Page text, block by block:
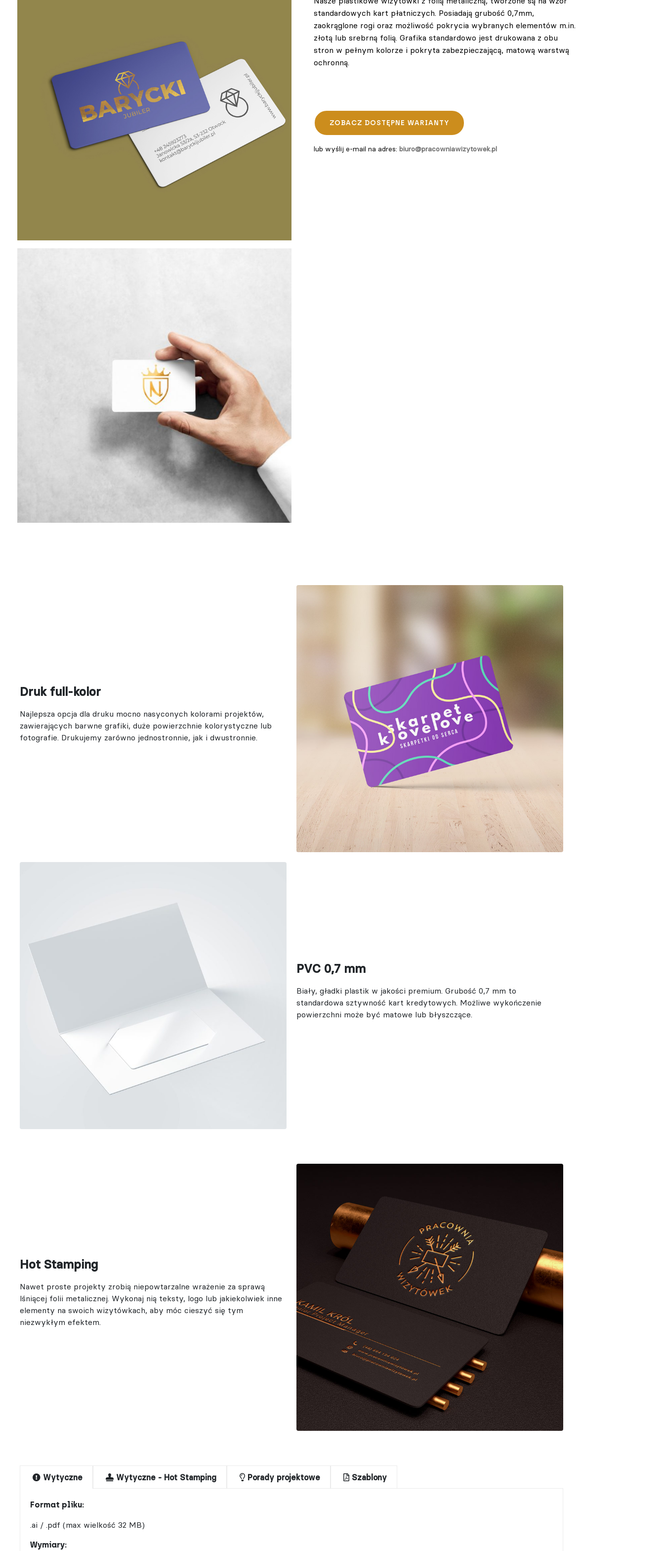
standardowych kart płatniczych. Posiadają grubość 0,7mm,
zaokrąglone rogi oraz możliwość pokrycia wybranych elementów m.in.
złotą lub srebrną folią. Grafika standardowo jest drukowana z obu
stron w pełnym kolorze i pokryta zabezpieczającą, matową warstwą
ochronną.
ZOBACZ DOSTĘPNE WARIANTY
lub wyślij e-mail na adres: biuro@pracowniawizytowek.pl
Druk full-kolor
Najlepsza opcja dla druku mocno nasyconych kolorami projektów,
zawierających barwne grafiki, duże powierzchnie kolorystyczne lub
fotografie. Drukujemy zarówno jednostronnie, jak i dwustronnie.
PVC 0,7 mm
Biały, gładki plastik w jakości premium. Grubość 0,7 mm to
standardowa sztywność kart kredytowych. Możliwe wykończenie
powierzchni może być matowe lub błyszczące.
Hot Stamping
Nawet proste projekty zrobią niepowtarzalne wrażenie za sprawą
lśniącej folii metalicznej. Wykonaj nią teksty, logo lub jakiekolwiek inne
elementy na swoich wizytówkach, aby móc cieszyć się tym
niezwykłym efektem.
Wytyczne Wytyczne - Hot Stamping Porady projektowe Szablony
Format pliku:
.ai / .pdf (max wielkość 32 MB)
Wymiary: